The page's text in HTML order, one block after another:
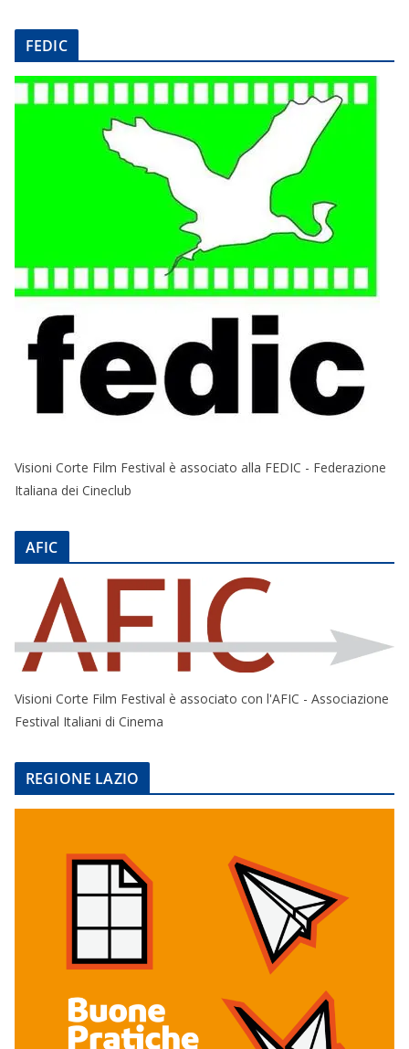
FEDIC
Visioni Corte Film Festival è associato alla FEDIC - Federazione
Italiana dei Cineclub
AFIC
Visioni Corte Film Festival è associato con l'AFIC - Associazione
Festival Italiani di Cinema
REGIONE LAZIO